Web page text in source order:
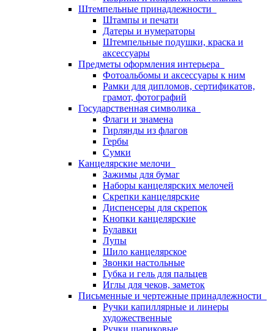
Штемпельные принадлежности
Штампы и печати
Датеры и нумераторы
Штемпельные подушки, краска и
аксессуары
Предметы оформления интерьера
Фотоальбомы и аксессуары к ним
Рамки для дипломов, сертификатов,
грамот, фотографий
Государственная символика
Флаги и знамена
Гирлянды из флагов
Гербы
Сумки
Канцелярские мелочи
Зажимы для бумаг
Наборы канцелярских мелочей
Скрепки канцелярские
Диспенсеры для скрепок
Кнопки канцелярские
Булавки
Лупы
Шило канцелярское
Звонки настольные
Губка и гель для пальцев
Иглы для чеков, заметок
Письменные и чертежные принадлежности
Ручки капиллярные и линеры
художественные
Ручки шариковые